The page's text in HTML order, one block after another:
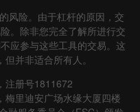
风险。由于杠杆的原因，交
。除非您完全了解所进行交
应参与这些工具的交易。这
并非适合所有人。
注册号1811672
梅里迪安广场水缘大厦四楼